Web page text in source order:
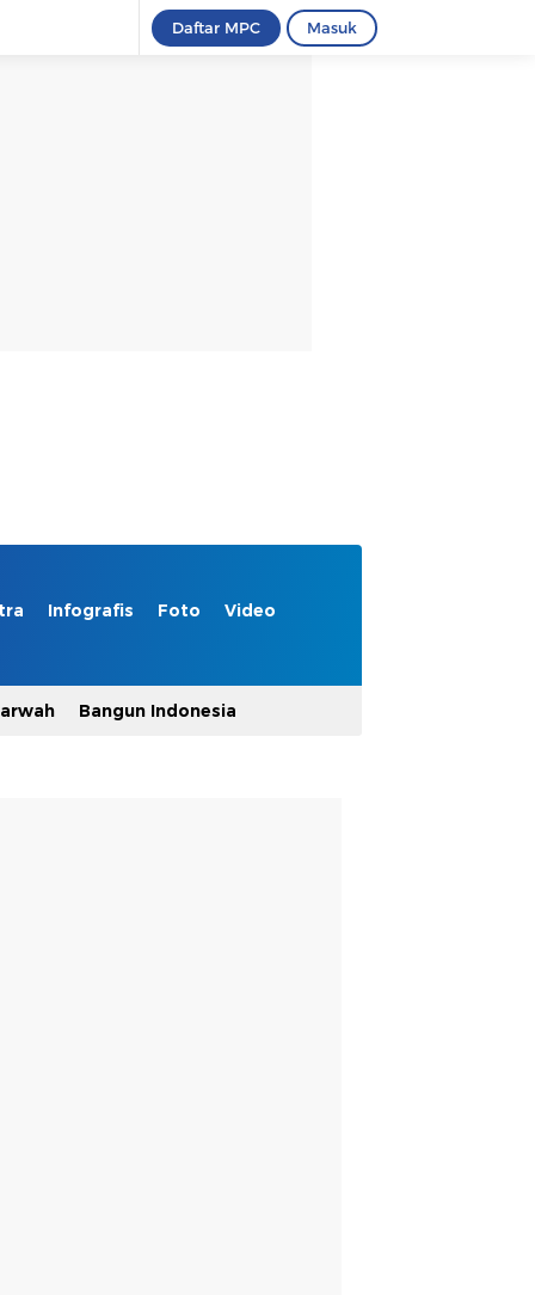
Daftar MPC Masuk
Infografis Foto Video
Bangun Indonesia